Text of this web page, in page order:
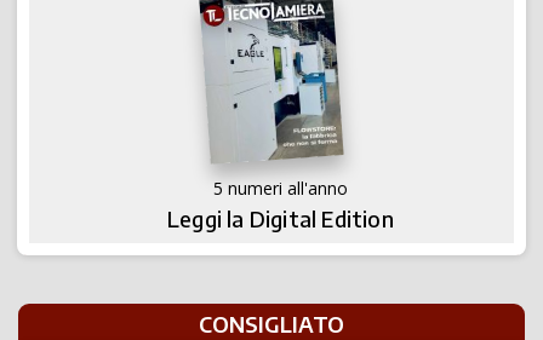
5 numeri all'anno
Leggi la Digital Edition
CONSIGLIATO